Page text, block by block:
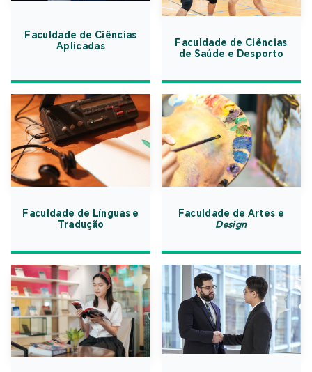
Faculdade de Ciências
Aplicadas
Faculdade de Ciências
de Saúde e Desporto
Faculdade de Línguas e
Tradução
Faculdade de Artes e
Design